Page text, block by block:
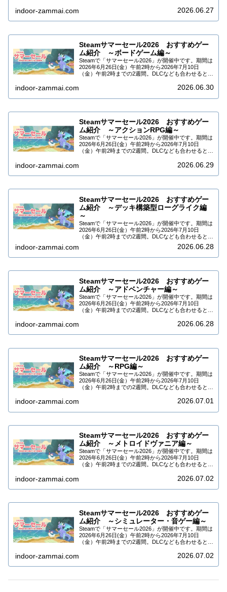
indoor-zammai.com 2026.06.27
Steamサマーセール2026 おすすめゲー
ム紹介 ～ボードゲーム編～
Steamで「サマーセール2026」が開催中です。期間は
2026年6月26日(金）午前2時から2026年7月10日
（金）午前2時までの2週間。DLCなども合わせると
indoor-zammai.com 2026.06.30
Steamサマーセール2026 おすすめゲー
ム紹介 ～アクションRPG編～
Steamで「サマーセール2026」が開催中です。期間は
2026年6月26日(金）午前2時から2026年7月10日
（金）午前2時までの2週間。DLCなども合わせると
indoor-zammai.com 2026.06.29
Steamサマーセール2026 おすすめゲー
ム紹介 ～デッキ構築型ローグライク編
～
Steamで「サマーセール2026」が開催中です。期間は
2026年6月26日(金）午前2時から2026年7月10日
（金）午前2時までの2週間。DLCなども合わせると
10万タイトル以上がセール中です。今回はSteamサマ
indoor-zammai.com 2026.06.28
Steamサマーセール2026 おすすめゲー
ム紹介 ～アドベンチャー編～
Steamで「サマーセール2026」が開催中です。期間は
2026年6月26日(金）午前2時から2026年7月10日
（金）午前2時までの2週間。DLCなども合わせると
indoor-zammai.com 2026.06.28
Steamサマーセール2026 おすすめゲー
ム紹介 ～RPG編～
Steamで「サマーセール2026」が開催中です。期間は
2026年6月26日(金）午前2時から2026年7月10日
（金）午前2時までの2週間。DLCなども合わせると
indoor-zammai.com 2026.07.01
Steamサマーセール2026 おすすめゲー
ム紹介 ～メトロイドヴァニア編～
Steamで「サマーセール2026」が開催中です。期間は
2026年6月26日(金）午前2時から2026年7月10日
（金）午前2時までの2週間。DLCなども合わせると
indoor-zammai.com 2026.07.02
Steamサマーセール2026 おすすめゲー
ム紹介 ～シミュレーター・音ゲー編～
Steamで「サマーセール2026」が開催中です。期間は
2026年6月26日(金）午前2時から2026年7月10日
（金）午前2時までの2週間。DLCなども合わせると
indoor-zammai.com 2026.07.02